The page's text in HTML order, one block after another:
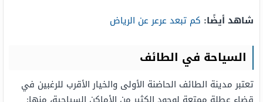
شاهد أيضًا: كم تبعد عرعر عن الرياض
السياحة في الطائف
تعتبر مدينة الطائف الحاضنة الأولى والخيار الأقرب للرغبين في